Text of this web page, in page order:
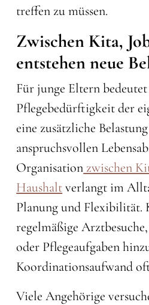
treffen zu müssen.
Zwischen Kita,
entstehen neue
Für junge Eltern
Pflegebedürftigkeit der
eine zusätzliche
anspruchsvollen
Organisation zwischen
Haushaltverlangt im
Planung und Flexibilität.
regelmäßige
oder Pflegeaufgaben
Koordinationsaufwand
Viele Angehörige